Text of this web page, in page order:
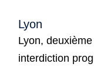
Lyon
Lyon,
interdiction